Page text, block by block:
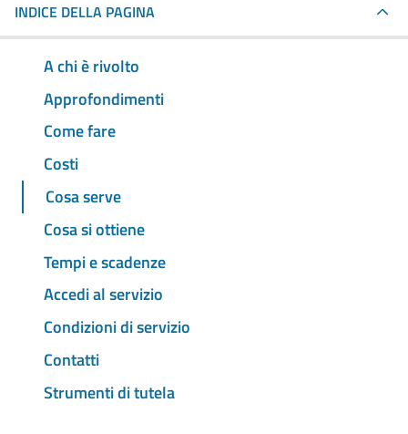
INDICE DELLA PAGINA
A chi è rivolto
Approfondimenti
Come fare
Costi
Cosa serve
Cosa si ottiene
Tempi e scadenze
Accedi al servizio
Condizioni di servizio
Contatti
Strumenti di tutela